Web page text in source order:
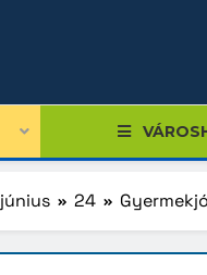
június 24